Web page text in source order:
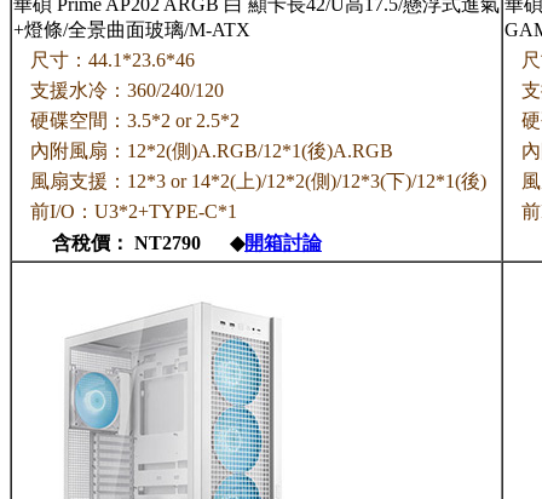
華碩 Prime AP202 ARGB 白 顯卡長42/U高17.5/懸浮式進氣
+燈條/全景曲面玻璃/M-ATX
尺寸：44.1*23.6*46
支援水冷：360/240/120
硬碟空間：3.5*2 or 2.5*2
內附風扇：12*2(側)A.RGB/12*1(後)A.RGB
風扇支援：12*3 or 14*2(上)/12*2(側)/12*3(下)/12*1(後)
前I/O：U3*2+TYPE-C*1
含稅價： NT2790 ◆開箱討論
華